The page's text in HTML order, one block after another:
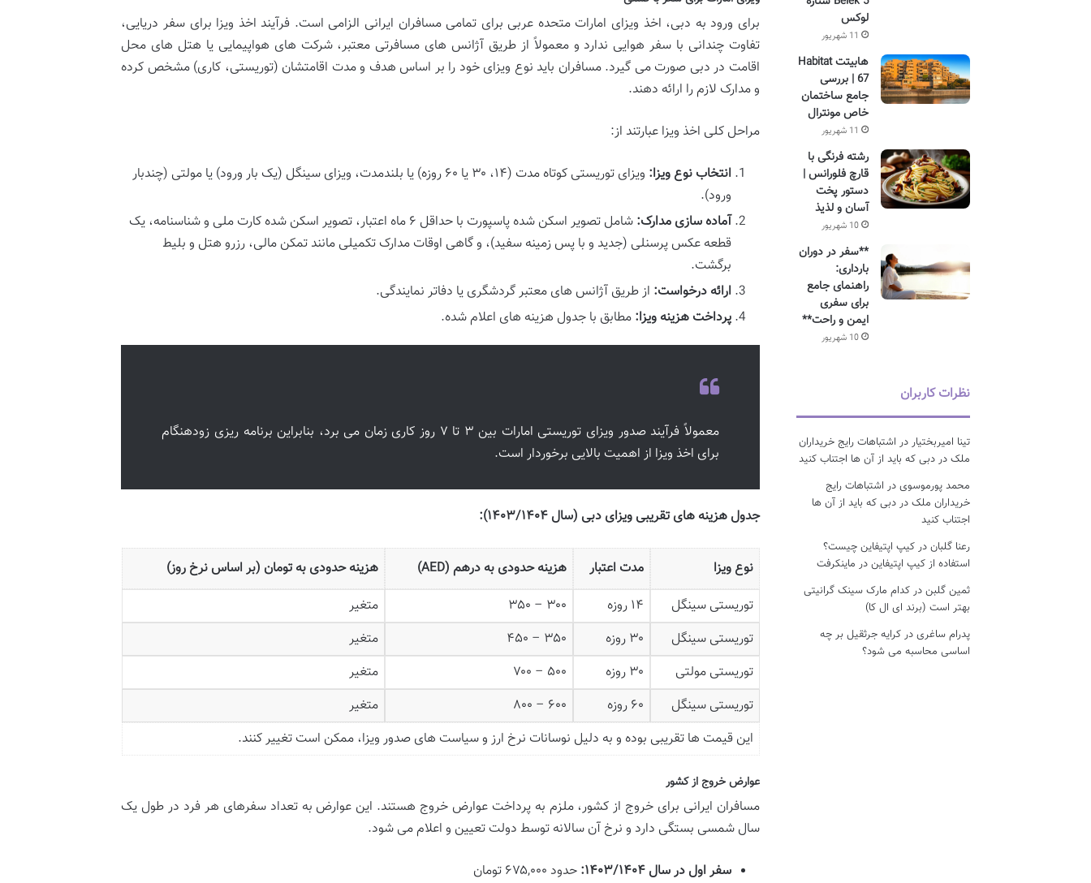
برای ورود به دبی، اخذ ویزای امارات متحده عربی برای تمامی مسافران ایرانی الزامی است. فرآیند اخذ ویزا برای سفر دریایی،
تفاوت چندانی با سفر هوایی ندارد و معمولاً از طریق آژانس های مسافرتی معتبر، شرکت های هواپیمایی یا هتل های محل
اقامت در دبی صورت می گیرد. مسافران باید نوع ویزای خود را بر اساس هدف و مدت اقامتشان (توریستی، کاری) مشخص کرده
و مدارک لازم را ارائه دهند.
مراحل کلی اخذ ویزا عبارتند از:
انتخاب نوع ویزا:
ویزای توریستی کوتاه مدت (۱۴، ۳۰ یا ۶۰ روزه) یا بلندمدت، ویزای سینگل (یک بار ورود) یا مولتی (چندبار
ورود).
آماده سازی مدارک:
شامل تصویر اسکن شده پاسپورت با حداقل ۶ ماه اعتبار، تصویر اسکن شده کارت ملی و شناسنامه، یک
قطعه عکس پرسنلی (جدید و با پس زمینه سفید)، و گاهی اوقات مدارک تکمیلی مانند تمکن مالی، رزرو هتل و بلیط
برگشت.
ارائه درخواست: از طریق آژانس های معتبر گردشگری یا دفاتر نمایندگی.
پرداخت هزینه ویزا: مطابق با جدول هزینه های اعلام شده.
معمولاً فرآیند صدور ویزای توریستی امارات بین ۳ تا ۷ روز کاری زمان می برد، بنابراین برنامه ریزی زودهنگام
برای اخذ ویزا از اهمیت بالایی برخوردار است.
جدول هزینه های تقریبی ویزای دبی (سال ۱۴۰۳/۱۴۰۴):
نوع ویزا مدت اعتبار هزینه حدودی به درهم (AED)
هزینه حدودی به تومان (بر اساس نرخ روز)
توریستی سینگل
۱۴ روزه ۳۰۰ – ۳۵۰
متغیر
توریستی سینگل
۳۰ روزه ۳۵۰ – ۴۵۰
متغیر
توریستی مولتی
۳۰ روزه ۵۰۰ – ۷۰۰
متغیر
توریستی سینگل
۶۰ روزه ۶۰۰ – ۸۰۰
متغیر
این قیمت ها تقریبی بوده و به دلیل نوسانات نرخ ارز و سیاست های صدور ویزا، ممکن است تغییر کنند.
عوارض خروج از کشور
مسافران ایرانی برای خروج از کشور، ملزم به پرداخت عوارض خروج هستند. این عوارض به تعداد سفرهای هر فرد در طول یک
سال شمسی بستگی دارد و نرخ آن سالانه توسط دولت تعیین و اعلام می شود.
سفر اول در سال ۱۴۰۳/۱۴۰۴:
حدود ۶۷۵,۰۰۰ تومان
لوکس
11 شهریور
هابیتت Habitat
67 | بررسی
جامع ساختمان
خاص مونترال
11 شهریور
رشته فرنگی با
قارچ فلورانس |
دستور پخت
آسان و لذیذ
10 شهریور
**سفر در دوران
بارداری:
راهنمای جامع
برای سفری
ایمن و راحت**
10 شهریور
نظرات کاربران
تینا امیربختیار در اشتباهات رایج خریداران
ملک در دبی که باید از آن ها اجتناب کنید
محمد پورموسوی در اشتباهات رایج
خریداران ملک در دبی که باید از آن ها
اجتناب کنید
رعنا گلبان درکیپ اپتیفاین چیست؟
استفاده از کیپ اپتیفاین در ماینکرفت
ثمین گلبن درکدام مارک سینک گرانیتی
بهتر است (برند ای ال کا)
پدرام ساغری درکرایه جرثقیل بر چه
اساسی محاسبه می شود؟